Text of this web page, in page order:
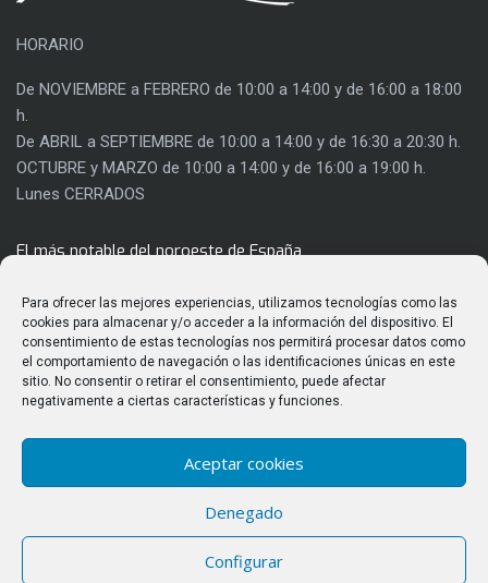
Para ofrecer las mejores experiencias, utilizamos tecnologías como las
cookies para almacenar y/o acceder a la información del dispositivo. El
consentimiento de estas tecnologías nos permitirá procesar datos como
el comportamiento de navegación o las identificaciones únicas en este
sitio. No consentir o retirar el consentimiento, puede afectar
negativamente a ciertas características y funciones.
Aceptar cookies
Denegado
Configurar
HORARIO
De NOVIEMBRE a FEBRERO de 10:00 a 14:00 y de 16:00 a 18:00
h.
De ABRIL a SEPTIEMBRE de 10:00 a 14:00 y de 16:30 a 20:30 h.
OCTUBRE y MARZO de 10:00 a 14:00 y de 16:00 a 19:00 h.
Lunes CERRADOS
El más notable del noroeste de España
Con 8.000 metros cuadrados de extensión, el Castillo de los
Templarios es mucho más que una fortaleza. Su rehabilitación
ha permitido sacar a la luz gran parte de su riqueza
arquitectónica y utilizar parte de sus salas para actividades
culturales.
ÚLTIMAS PUBLICACIONES
Observación del eclipse solar total del 12 de agosto de 2026
desde el Castillo de los Templarios